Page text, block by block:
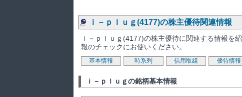
ｉ－ｐｌｕｇ(4177)の株主優待関連情報
ｉ－ｐｌｕｇ(4177)の株主優待に関連する情報を
報のチェックにお使いください。
基本情報 時系列 信用取組 優待情報
ｉ－ｐｌｕｇの銘柄基本情報